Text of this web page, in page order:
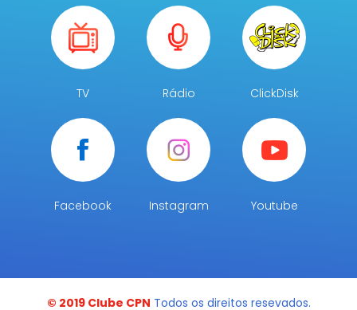
TV Rádio ClickDisk
Facebook Instagram Youtube
© 2019 Clube CPN Todos os direitos resevados.